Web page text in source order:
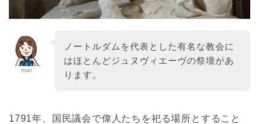
mari
ノートルダムを代表とした有名な教会に
はほとんどジュヌヴィエーヴの祭壇があ
ります。
1791年、国民議会で偉人たちを祀る場所とすること